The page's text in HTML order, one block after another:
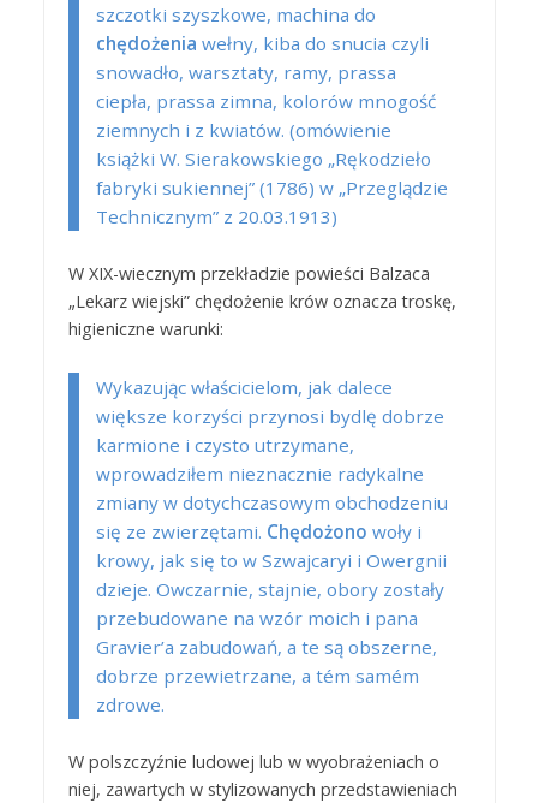
szczotki szyszkowe, machina do
chędożenia wełny, kiba do snucia czyli
snowadło, warsztaty, ramy, prassa
ciepła, prassa zimna, kolorów mnogość
ziemnych i z kwiatów. (omówienie
książki W. Sierakowskiego „Rękodzieło
fabryki sukiennej” (1786) w „Przeglądzie
Technicznym” z 20.03.1913)
W XIX-wiecznym przekładzie powieści Balzaca
„Lekarz wiejski” chędożenie krów oznacza troskę,
higieniczne warunki:
Wykazując właścicielom, jak dalece
większe korzyści przynosi bydlę dobrze
karmione i czysto utrzymane,
wprowadziłem nieznacznie radykalne
zmiany w dotychczasowym obchodzeniu
się ze zwierzętami. Chędożono woły i
krowy, jak się to w Szwajcaryi i Owergnii
dzieje. Owczarnie, stajnie, obory zostały
przebudowane na wzór moich i pana
Gravier’a zabudowań, a te są obszerne,
dobrze przewietrzane, a tém samém
zdrowe.
W polszczyźnie ludowej lub w wyobrażeniach o
niej, zawartych w stylizowanych przedstawieniach